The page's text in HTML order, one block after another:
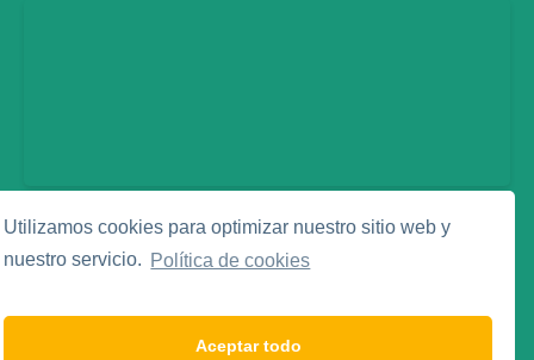
Utilizamos cookies para optimizar nuestro sitio web y
nuestro servicio. Política de cookies
Aceptar todo
Legal
Política de Privacidad